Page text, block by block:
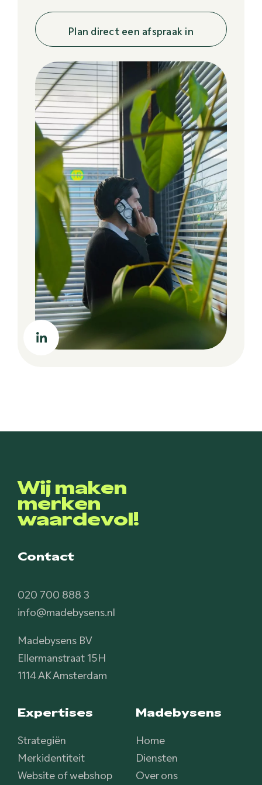
Plan direct een afspraak in
Wij maken
merken
waardevol!
Contact
020 700 888 3
info@madebysens.nl
Madebysens BV
Ellermanstraat 15H
1114 AK Amsterdam
Expertises
Strategiën
Merkidentiteit
Website of webshop
Madebysens
Home
Diensten
Over ons